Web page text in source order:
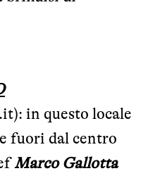
): in questo locale
fuori dal centro
Marco Gallotta